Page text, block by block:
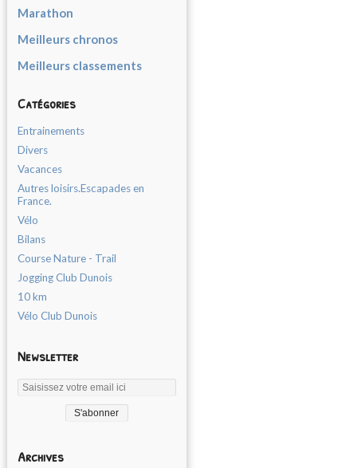
Marathon
Meilleurs chronos
Meilleurs classements
Catégories
Entrainements
Divers
Vacances
Autres loisirs.Escapades en
France.
Vélo
Bilans
Course Nature - Trail
Jogging Club Dunois
10 km
Vélo Club Dunois
Newsletter
Archives